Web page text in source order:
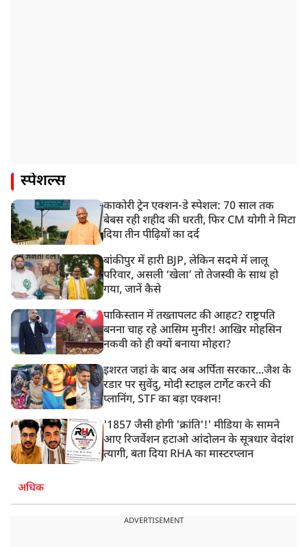
स्पेशल्स
काकोरी ट्रेन एक्शन-डे स्पेशल: 70 साल तक
बेबस रही शहीद की धरती, फिर CM योगी ने मिटा
दिया तीन पीढ़ियों का दर्द
बांकीपुर में हारी BJP, लेकिन सदमे में लालू
परिवार, असली ‘खेला’ तो तेजस्वी के साथ हो
गया, जानें कैसे
पाकिस्तान में तख्तापलट की आहट? राष्ट्रपति
बनना चाह रहे आसिम मुनीर! आखिर मोहसिन
नकवी को ही क्यों बनाया मोहरा?
इशरत जहां के बाद अब अर्पिता सरकार...जैश के
रडार पर सुवेंदु, मोदी स्टाइल टार्गेट करने की
प्लानिंग, STF का बड़ा एक्शन!
'1857 जैसी होगी 'क्रांति'!' मीडिया के सामने
आए रिजर्वेशन हटाओ आंदोलन के सूत्रधार वेदांश
त्यागी, बता दिया RHA का मास्टरप्लान
अधिक
ADVERTISEMENT